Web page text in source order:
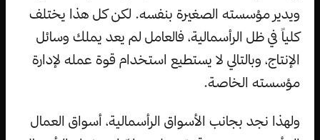
ويدير مؤسسته الصغيرة بنفسه. لكن كل هذا يختلف
كلياً في ظل الرأسمالية، فالعامل لم يعد يملك وسائل
الإنتاج، وبالتالي لا يستطيع استخدام قوة عمله لإدارة
مؤسسته الخاصة.
ولهذا نجد بجانب الأسواق الرأسمالية، أسواق العمال